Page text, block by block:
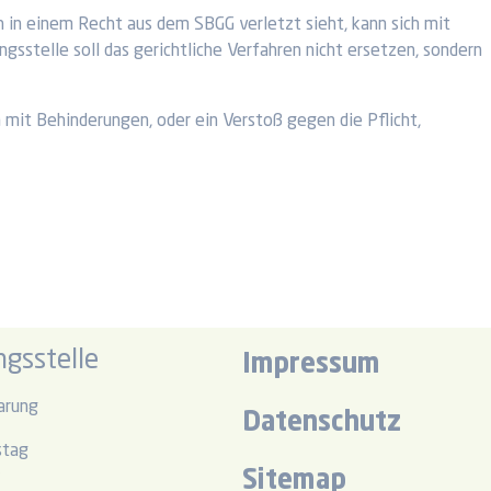
einem Recht aus dem SBGG verletzt sieht, kann sich mit
soll das gerichtliche Verfahren nicht ersetzen, sondern
mit Behinderungen, oder ein Verstoß gegen die Pflicht,
Impressum
Datenschutz
Sitemap